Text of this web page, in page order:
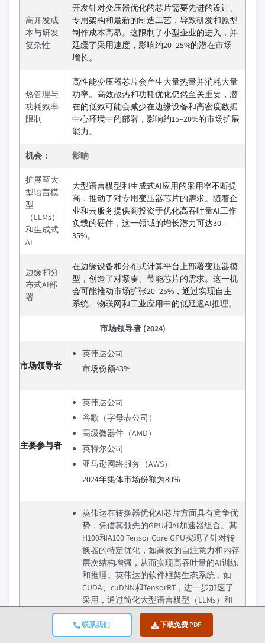
联系我们 下载免费 PDF
高开发成
本与研发
复杂性
开发针对变压器优化的芯片需要先进的设计、
专用架构和最新的制造工艺，导致研发和原型
制作成本高昂。这限制了小型企业的进入，并
延缓了采用速度，影响约20–25%的潜在市场
增长。
热管理与
功耗效率
限制
高性能变压器芯片会产生大量热量并消耗大量
功率。高效散热和功耗优化仍然至关重要，潜
在的低效可能会减少在边缘设备和高密度数据
中心环境中的部署，影响约15–20%的市场扩展
能力。
机会： 影响
扩展至大
型语言模
型
（LLMs）
和生成式
AI
大型语言模型和生成式AI应用的采用率不断提
高，推动了对专用变压器芯片的需求。随着企
业和云服务提供商投资于优化高吞吐量AI工作
负载的硬件，这一领域的增长潜力可达30–
35%。
边缘和分
布式AI部
署
在边缘设备和分布式计算平台上部署变压器模
型，创造了对紧凑、节能芯片的需求。这一机
会可能推动市场扩张20–25%，通过实现自主
系统、物联网和工业应用中的低延迟AI推理。
市场领导者 (2024)
市场领导者
英伟达公司
市场份额43%
主要参与者
英伟达公司
谷歌（字母表公司）
高级微器件（AMD）
英特尔公司
亚马逊网络服务（AWS）
2024年集体市场份额为80%
英伟达在转换器优化AI芯片方面具有竞争优
势，凭借其领先的GPU和AI加速器组合。其
H100和A100 Tensor Core GPU实现了针对转
换器的特定优化，如高效的自注意力和内存
层次结构增强，从而实现高吞吐量的AI训练
和推理。英伟达的软件框架生态系统，如
CUDA、cuDNN和TensorRT，进一步加速了
采用，通过简化大型语言模型（LLMs）和
多模态AI工作负载在云和企业平台上的部
署。
谷歌利用其专有的Tensor处理单元（TPUs）